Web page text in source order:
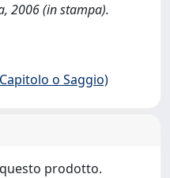
2006 (in stampa).
o Saggio)
prodotto.